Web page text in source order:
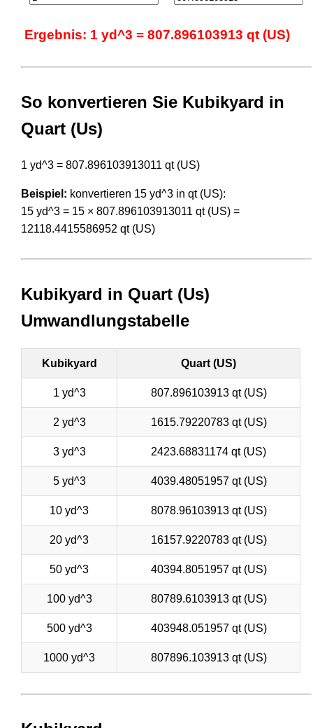
Ergebnis: 1 yd^3 = 807.896103913 qt (US)
So konvertieren Sie Kubikyard in
Quart (Us)
1 yd^3 = 807.896103913011 qt (US)
Beispiel: konvertieren 15 yd^3 in qt (US):
15 yd^3 = 15 × 807.896103913011 qt (US) =
12118.4415586952 qt (US)
Kubikyard in Quart (Us)
Umwandlungstabelle
Kubikyard Quart (US)
1 yd^3 807.896103913 qt (US)
2 yd^3 1615.79220783 qt (US)
3 yd^3 2423.68831174 qt (US)
5 yd^3 4039.48051957 qt (US)
10 yd^3 8078.96103913 qt (US)
20 yd^3 16157.9220783 qt (US)
50 yd^3 40394.8051957 qt (US)
100 yd^3 80789.6103913 qt (US)
500 yd^3 403948.051957 qt (US)
1000 yd^3 807896.103913 qt (US)